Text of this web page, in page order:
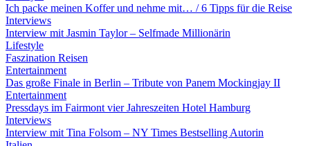
Ich packe meinen Koffer und nehme mit… / 6 Tipps für die Reise
Interviews
Interview mit Jasmin Taylor – Selfmade Millionärin
Lifestyle
Faszination Reisen
Entertainment
Das große Finale in Berlin – Tribute von Panem Mockingjay II
Entertainment
Pressdays im Fairmont vier Jahreszeiten Hotel Hamburg
Interviews
Interview mit Tina Folsom – NY Times Bestselling Autorin